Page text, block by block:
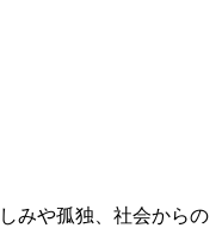
みや孤独、社会からの